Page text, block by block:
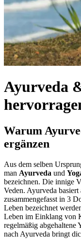
Ayurveda
Warum
ergänzen
Aus dem selben
man Ayurveda und
bezeichnen. Die innige
Veden. Ayurveda
zusammengefasst in 3
Leben bezeichnet
Leben im Einklang von
regelmäßig abgehaltene
nach Ayurveda bringt